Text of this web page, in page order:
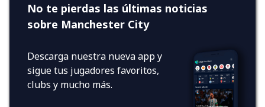
No te pierdas las últimas noticias
sobre Manchester City
Descarga nuestra nueva app y
sigue tus jugadores favoritos,
clubs y mucho más.